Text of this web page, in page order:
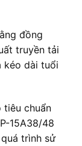
đồng
truyền tải
kéo dài tuổi
tiêu chuẩn
15A38/48
trình sử